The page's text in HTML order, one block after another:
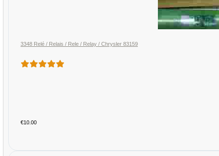
3348 Relé / Relais / Rele / Relay / Chrysler 83159
€10.00